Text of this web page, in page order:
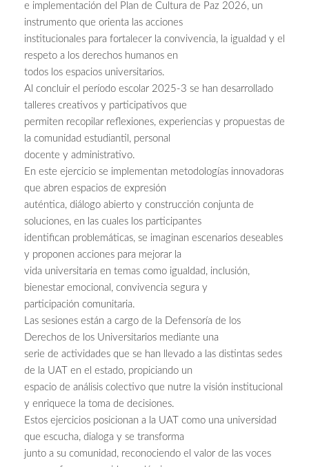
e implementación del Plan de Cultura de Paz 2026, un
instrumento que orienta las acciones
institucionales para fortalecer la convivencia, la igualdad y el
respeto a los derechos humanos en
todos los espacios universitarios.
Al concluir el período escolar 2025-3 se han desarrollado
talleres creativos y participativos que
permiten recopilar reflexiones, experiencias y propuestas de
la comunidad estudiantil, personal
docente y administrativo.
En este ejercicio se implementan metodologías innovadoras
que abren espacios de expresión
auténtica, diálogo abierto y construcción conjunta de
soluciones, en las cuales los participantes
identifican problemáticas, se imaginan escenarios deseables
y proponen acciones para mejorar la
vida universitaria en temas como igualdad, inclusión,
bienestar emocional, convivencia segura y
participación comunitaria.
Las sesiones están a cargo de la Defensoría de los
Derechos de los Universitarios mediante una
serie de actividades que se han llevado a las distintas sedes
de la UAT en el estado, propiciando un
espacio de análisis colectivo que nutre la visión institucional
y enriquece la toma de decisiones.
Estos ejercicios posicionan a la UAT como una universidad
que escucha, dialoga y se transforma
junto a su comunidad, reconociendo el valor de las voces